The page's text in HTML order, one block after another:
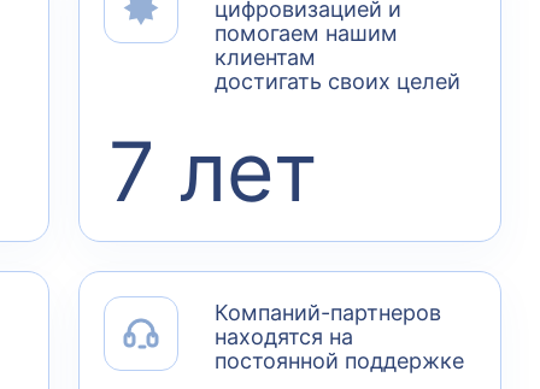
цифровизацией и
помогаем нашим
клиентам
достигать своих целей
7 лет
Компаний-партнеров
находятся на
постоянной поддержке